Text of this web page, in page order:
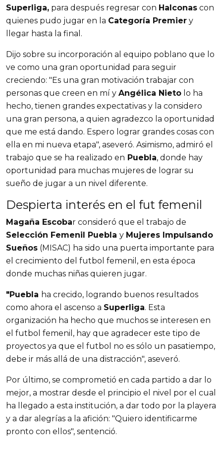
Superliga, para después regresar con Halconas con
quienes pudo jugar en la Categoría Premier y
llegar hasta la final.
Dijo sobre su incorporación al equipo poblano que lo
ve como una gran oportunidad para seguir
creciendo: "Es una gran motivación trabajar con
personas que creen en mí y Angélica Nieto lo ha
hecho, tienen grandes expectativas y la considero
una gran persona, a quien agradezco la oportunidad
que me está dando. Espero lograr grandes cosas con
ella en mi nueva etapa", aseveró. Asimismo, admiró el
trabajo que se ha realizado en Puebla, donde hay
oportunidad para muchas mujeres de lograr su
sueño de jugar a un nivel diferente.
Despierta interés en el fut femenil
Magaña Escobar consideró que el trabajo de
Selección Femenil Puebla y Mujeres Impulsando
Sueños (MISAC) ha sido una puerta importante para
el crecimiento del futbol femenil, en esta época
donde muchas niñas quieren jugar.
"Puebla ha crecido, logrando buenos resultados
como ahora el ascenso a Superliga. Esta
organización ha hecho que muchos se interesen en
el futbol femenil, hay que agradecer este tipo de
proyectos ya que el futbol no es sólo un pasatiempo,
debe ir más allá de una distracción", aseveró.
Por último, se comprometió en cada partido a dar lo
mejor, a mostrar desde el principio el nivel por el cual
ha llegado a esta institución, a dar todo por la playera
y a dar alegrías a la afición: "Quiero identificarme
pronto con ellos", sentenció.